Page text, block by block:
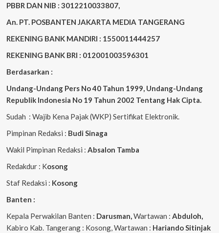
PBBR DAN NIB : 3012210033807,
An. PT. POSBANTEN JAKARTA MEDIA TANGERANG
REKENING BANK MANDIRI : 1550011444257
REKENING BANK BRI : 012001003596301
Berdasarkan :
Undang-Undang Pers No 40 Tahun 1999, Undang-Undang
Republik Indonesia No 19 Tahun 2002 Tentang Hak Cipta
Sudah : Wajib Kena Pajak (WKP) Sertifikat Elektronik.
Pimpinan Redaksi : Budi Sinaga
Wakil Pimpinan Redaksi : Absalon Tamba
Redakdur : Kosong
Staf Redaksi : Kosong
Banten :
Kepala Perwakilan Banten : Darusman, Wartawan : Abduloh,
Kabiro Kab. Tangerang : Kosong, Wartawan : Hariando Sitinjak